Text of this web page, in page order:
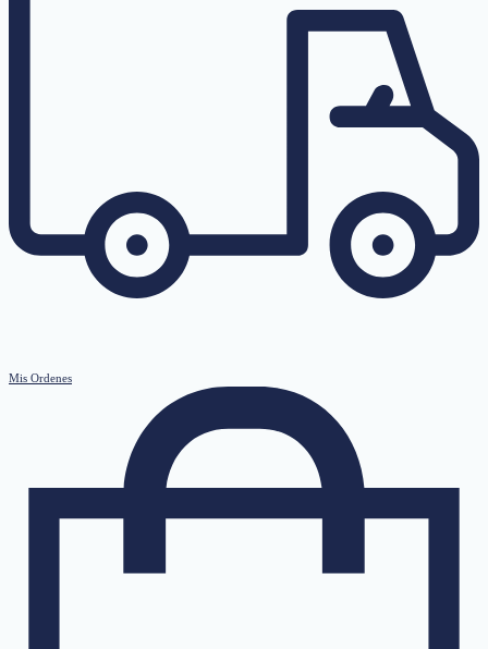
Mis Ordenes